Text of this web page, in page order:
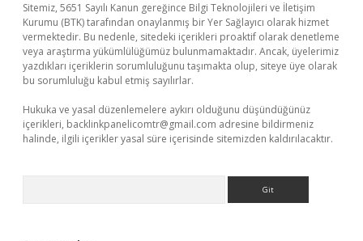
Sitemiz, 5651 Sayılı Kanun gereğince Bilgi Teknolojileri ve İletişim
Kurumu (BTK) tarafından onaylanmış bir Yer Sağlayıcı olarak hizmet
vermektedir. Bu nedenle, sitedeki içerikleri proaktif olarak denetleme
veya araştırma yükümlülüğümüz bulunmamaktadır. Ancak, üyelerimiz
yazdıkları içeriklerin sorumluluğunu taşımakta olup, siteye üye olarak
bu sorumluluğu kabul etmiş sayılırlar.
Hukuka ve yasal düzenlemelere aykırı olduğunu düşündüğünüz
içerikleri, backlinkpanelicomtr@gmail.com adresine bildirmeniz
halinde, ilgili içerikler yasal süre içerisinde sitemizden kaldırılacaktır.